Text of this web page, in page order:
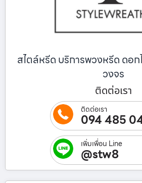
สไตล์หรีด บริการพวงหรีด ดอ
วงจร
ติดต่อเรา
ติดต่อเรา
094 485
เพิ่มเพื่อน Line
@stw8